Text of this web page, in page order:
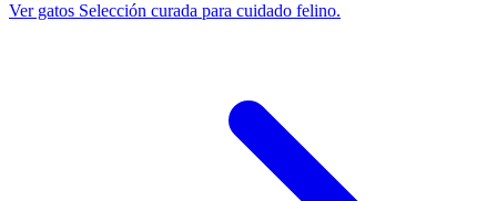
Ver gatos Selección curada para cuidado felino.